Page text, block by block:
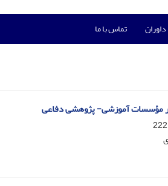
داوران تماس با ما
آموزشی- پژوهشی دفاعی